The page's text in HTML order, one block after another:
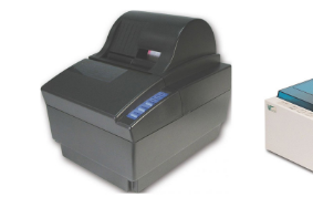
分離式POS主機
Panel PC
自助點餐機
客顯/觸控螢幕